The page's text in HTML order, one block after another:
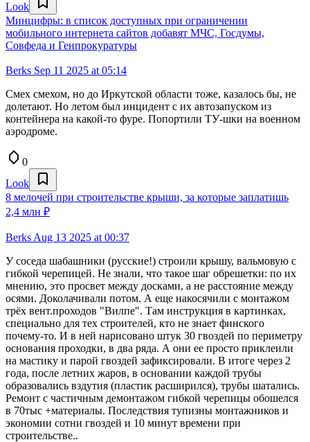
Look
Минцифры: в список доступных при ограничении
мобильного интернета сайтов добавят МЧС, Госдумы,
Совфеда и Генпрокуратуры
Berks Sep 11 2025 at 05:14
Смех смехом, но до Иркутской области тоже, казалось бы, не
долетают. Но летом был инцидент с их автозапуском из
контейнера на какой-то фуре. Попортили ТУ-шки на военном
аэродроме.
0
Look
8 мелочей при строительстве крыши, за которые заплатишь
2,4 млн ₽
Berks Aug 13 2025 at 00:37
У соседа шабашники (русские!) строили крышу, вальмовую с
гибкой черепицей. Не знали, что такое шаг обрешетки: по их
мнению, это просвет между досками, а не расстояние между
осями. Доколачивали потом. А еще накосячили с монтажом
трёх вент.проходов "Вилпе". Там инструкция в картинках,
специально для тех строителей, кто не знает финского
почему-то. И в ней нарисовано штук 30 гвоздей по периметру
основания проходки, в два ряда. А они ее просто приклеили
на мастику и парой гвоздей зафиксировали. В итоге через 2
года, после летних жаров, в основании каждой трубы
образовались вздутия (пластик расширился), трубы шатались.
Ремонт с частичным демонтажом гибкой черепицы обошелся
в 70тыс +материалы. Последствия тупизны монтажников и
экономии сотни гвоздей и 10 минут времени при
строительстве..